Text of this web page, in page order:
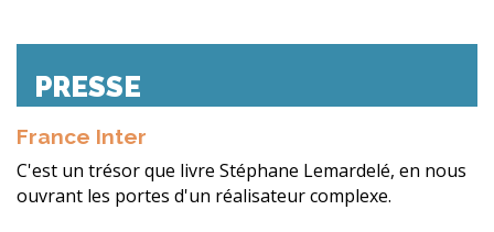
PRESSE
France Inter
C'est un trésor que livre Stéphane Lemardelé, en nous
ouvrant les portes d'un réalisateur complexe.